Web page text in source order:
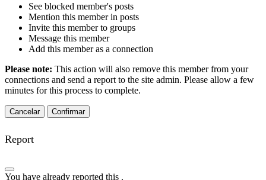
See blocked member's posts
Mention this member in posts
Invite this member to groups
Message this member
Add this member as a connection
Please note: This action will also remove this member from your
connections and send a report to the site admin. Please allow a few
minutes for this process to complete.
Confirmar
Report
You have already reported this .